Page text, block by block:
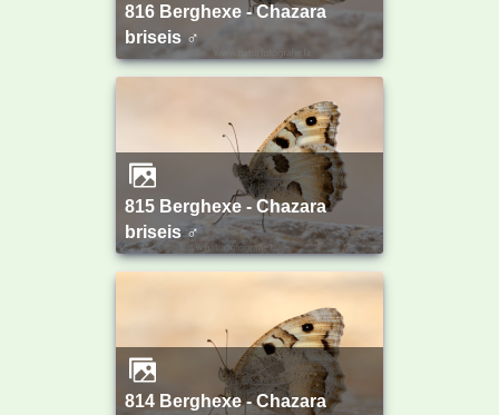
816 Berghexe - Chazara
briseis ♂
815 Berghexe - Chazara
briseis ♂
814 Berghexe - Chazara